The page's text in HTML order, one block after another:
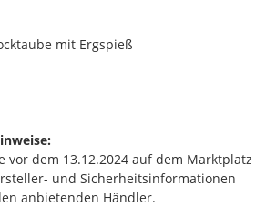
mit Ergspieß
vor dem 13.12.2024 auf dem Marktplatz
und Sicherheitsinformationen
anbietenden Händler.